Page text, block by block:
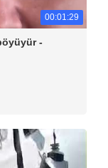
00:01:29
-